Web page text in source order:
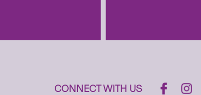
CONNECT WITH US